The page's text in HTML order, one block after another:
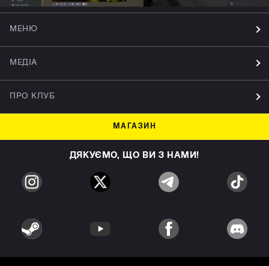
МЕНЮ
МЕДІА
ПРО КЛУБ
МАГАЗИН
ДЯКУЄМО, ЩО ВИ З НАМИ!